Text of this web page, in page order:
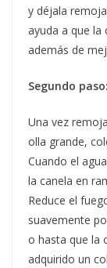
y déjala
ayuda a que la
además de
Segundo
Una vez
olla grande,
Cuando el
la canela en
Reduce el
suavemente
o hasta que la
adquirido un